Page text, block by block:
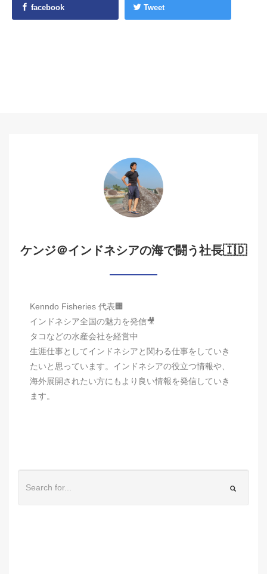
facebook Tweet
ケンジ＠インドネシアの海で闘う社長🇮🇩
Kenndo Fisheries 代表🏢
インドネシア全国の魅力を発信🎥
タコなどの水産会社を経営中
生涯仕事としてインドネシアと関わる仕事をしていき
たいと思っています。インドネシアの役立つ情報や、
海外展開されたい方にもより良い情報を発信していき
ます。